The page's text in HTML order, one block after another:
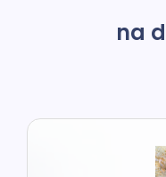
na